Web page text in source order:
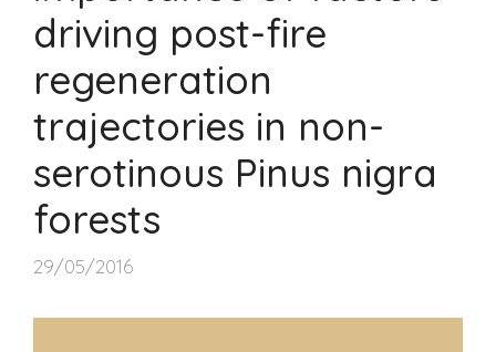
driving post-fire
regeneration
trajectories in non-
serotinous Pinus nigra
forests
29/05/2016